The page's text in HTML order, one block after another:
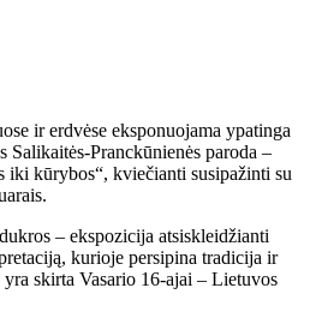
ir erdvėse eksponuojama ypatinga
Salikaitės-Pranckūnienės paroda –
iki kūrybos“, kviečianti susipažinti su
– ekspozicija atsiskleidžianti
kurioje persipina tradicija ir
skirta Vasario 16-ajai – Lietuvos